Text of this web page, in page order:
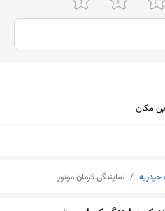
مکان
حیدریه / نمایندگی کرمان موتور
نمایش نقشه